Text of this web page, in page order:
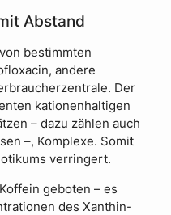
Abstand
bestimmten
andere
Der
kationenhaltigen
– dazu zählen auch
–, Komplexe. Somit
verringert.
geboten – es
des Xanthin-